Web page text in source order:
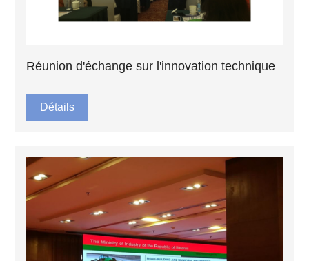
Réunion d'échange sur l'innovation technique
Détails